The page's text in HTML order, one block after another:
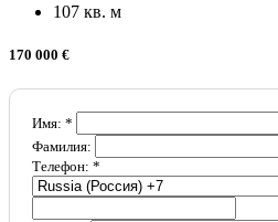
107 кв. м
170 000 €
Имя: *
Фамилия:
Телефон: *